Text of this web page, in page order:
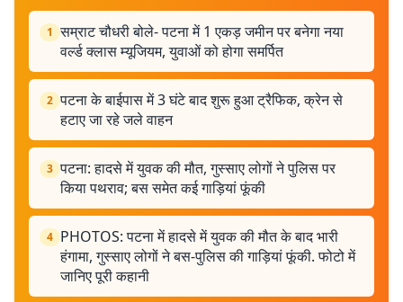
1 सम्राट चौधरी बोले- पटना में 1 एकड़ जमीन पर बनेगा नया
वर्ल्ड क्लास म्यूजियम, युवाओं को होगा समर्पित
2 पटना के बाईपास में 3 घंटे बाद शुरू हुआ ट्रैफिक, क्रेन से
हटाए जा रहे जले वाहन
3 पटना: हादसे में युवक की मौत, गुस्साए लोगों ने पुलिस पर
किया पथराव; बस समेत कई गाड़ियां फूंकी
4 PHOTOS: पटना में हादसे में युवक की मौत के बाद भारी
हंगामा, गुस्साए लोगों ने बस-पुलिस की गाड़ियां फूंकी. फोटो में
जानिए पूरी कहानी